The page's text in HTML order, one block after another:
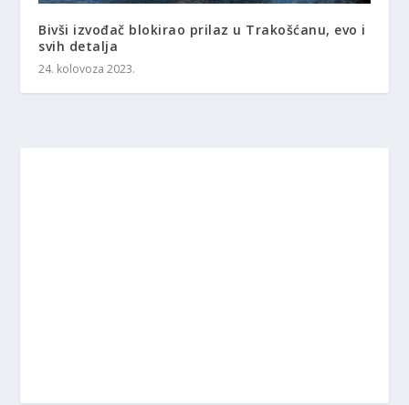
Bivši izvođač blokirao prilaz u Trakošćanu, evo i
svih detalja
24. kolovoza 2023.